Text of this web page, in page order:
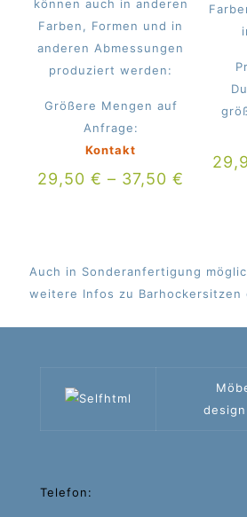
können auch in anderen
Farben, Formen und in
anderen Abmessungen
produziert werden:
Größere Mengen auf
Anfrage:
Kontakt
29,50€ – 37,50€
Auch in Sonderanfertigung
weitere Infos zu Barhockersitzen
Telefon: